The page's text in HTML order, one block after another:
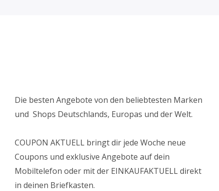
Die besten Angebote von den beliebtesten Marken
und Shops Deutschlands, Europas und der Welt.
COUPON AKTUELL bringt dir jede Woche neue
Coupons und exklusive Angebote auf dein
Mobiltelefon oder mit der EINKAUFAKTUELL direkt
in deinen Briefkasten.